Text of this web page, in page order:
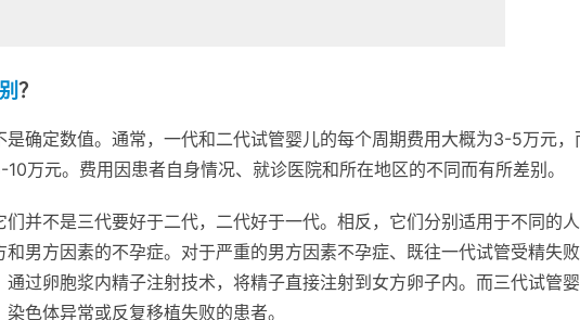
？
确定数值。通常，一代和二代试管婴儿的每个周期费用大概为3-5万元，
万元。费用因患者自身情况、就诊医院和所在地区的不同而有所差别。
并不是三代要好于二代，二代好于一代。相反，它们分别适用于不同的人
男方因素的不孕症。对于严重的男方因素不孕症、既往一代试管受精失
通过卵胞浆内精子注射技术，将精子直接注射到女方卵子内。而三代试管
色体异常或反复移植失败的患者。